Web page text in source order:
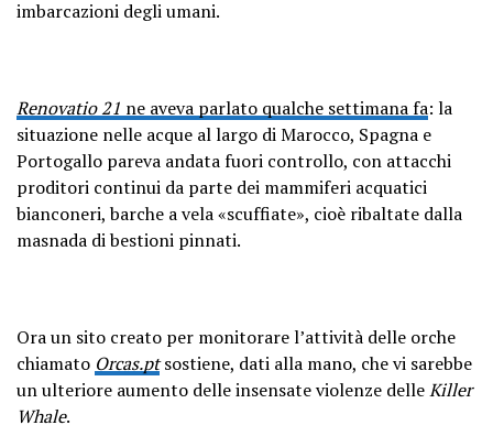
imbarcazioni degli umani.
Renovatio 21 ne aveva parlato qualche settimana fa: la
situazione nelle acque al largo di Marocco, Spagna e
Portogallo pareva andata fuori controllo, con attacchi
proditori continui da parte dei mammiferi acquatici
bianconeri, barche a vela «scuffiate», cioè ribaltate dalla
masnada di bestioni pinnati.
Ora un sito creato per monitorare l’attività delle orche
chiamato Orcas.ptsostiene, dati alla mano, che vi sarebbe
un ulteriore aumento delle insensate violenze delleKiller
Whale.